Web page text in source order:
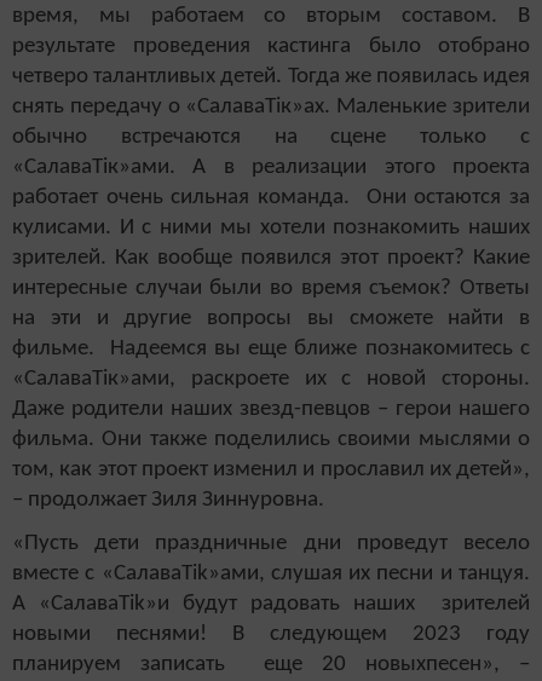
время, мы работаем со вторым составом. В
результате проведения кастинга было отобрано
четверо талантливых детей. Тогда же появилась идея
снять передачу о «СалаваTік»ах. Маленькие зрители
обычно встречаются на сцене только с
«СалаваTік»ами. А в реализации этого проекта
работает очень сильная команда. Они остаются за
кулисами. И с ними мы хотели познакомить наших
зрителей. Как вообще появился этот проект? Какие
интересные случаи были во время съемок? Ответы
на эти и другие вопросы вы сможете найти в
фильме. Надеемся вы еще ближе познакомитесь с
«СалаваTік»ами, раскроете их с новой стороны.
Даже родители наших звезд-певцов – герои нашего
фильма. Они также поделились своими мыслями о
том, как этот проект изменил и прославил их детей»,
– продолжает Зиля Зиннуровна.
«Пусть дети праздничные дни проведут весело
вместе с «СалаваTik»ами, слушая их песни и танцуя.
А «СалаваTik»и будут радовать наших зрителей
новыми песнями! В следующем 2023 году
планируем записать еще 20 новыхпесен», –